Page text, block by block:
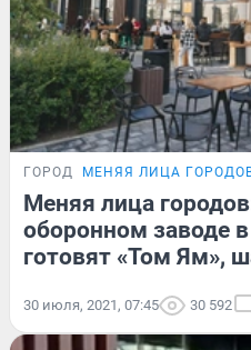
ГОРОД МЕНЯЯ ЛИЦА
Меняя лица
оборонном заводе
готовят «Том Ям»,
30 июля, 2021, 07:45 30 592